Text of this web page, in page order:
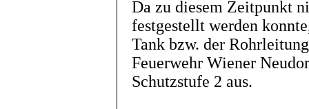
Da zu diesem Zeitpunkt
festgestellt werden
Tank bzw. der
Feuerwehr Wiener
Schutzstufe 2 aus.